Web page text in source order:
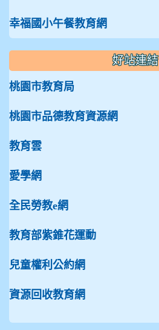
幸福國小午餐教育網
好站連結
桃園市教育局
桃園市品德教育資源網
教育雲
愛學網
全民勞教e網
教育部紫錐花運動
兒童權利公約網
資源回收教育網